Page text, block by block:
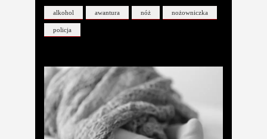
alkohol awantura nóż nożowniczka
policja